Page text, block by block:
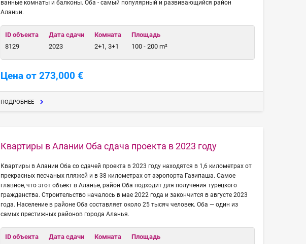
ванные комнаты и балконы. Оба - самый популярный и развивающийся район
Аланьи.
ID объекта
8129
Дата сдачи
2023
Комната
2+1, 3+1
Площадь
100 - 200 m²
Цена от 273,000 €
ПОДРОБНЕЕ
Квартиры в Алании Оба сдача проекта в 2023 году
Квартиры в Алании Оба со сдачей проекта в 2023 году находятся в 1,6 километрах от
прекрасных песчаных пляжей и в 38 километрах от аэропорта Газипаша. Самое
главное, что этот объект в Аланье, район Оба подходит для получения турецкого
гражданства. Строительство началось в мае 2022 года и закончится в августе 2023
года. Население в районе Оба составляет около 25 тысяч человек. Оба — один из
самых престижных районов города Аланья.
ID объекта
Дата сдачи
Комната
Площадь